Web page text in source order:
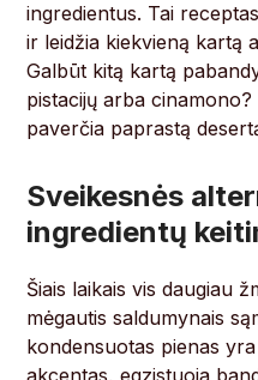
ingredientus. Tai
ir leidžia kiekvieną kartą
Galbūt kitą kartą
pistacijų arba
paverčia paprastą
Sveikesnės
ingredientų
Šiais laikais vis daugiau
mėgautis saldumynais
kondensuotas pienas